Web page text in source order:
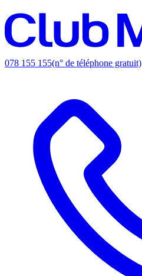
078 155 155(n° de téléphone gratuit)